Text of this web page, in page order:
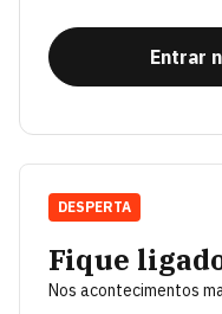
Entrar
Fique
Nos acontecimentos
DESPERTA